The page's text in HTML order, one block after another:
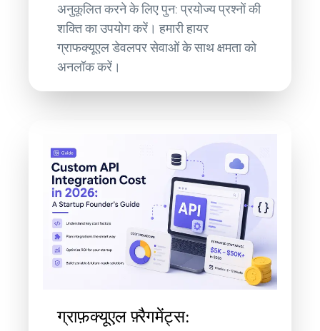
अनुकूलित करने के लिए पुन: प्रयोज्य प्रश्नों की
शक्ति का उपयोग करें। हमारी हायर
ग्राफक्यूएल डेवलपर सेवाओं के साथ क्षमता को
अनलॉक करें।
ग्राफ़क्यूएल फ़्रैगमेंट्स: